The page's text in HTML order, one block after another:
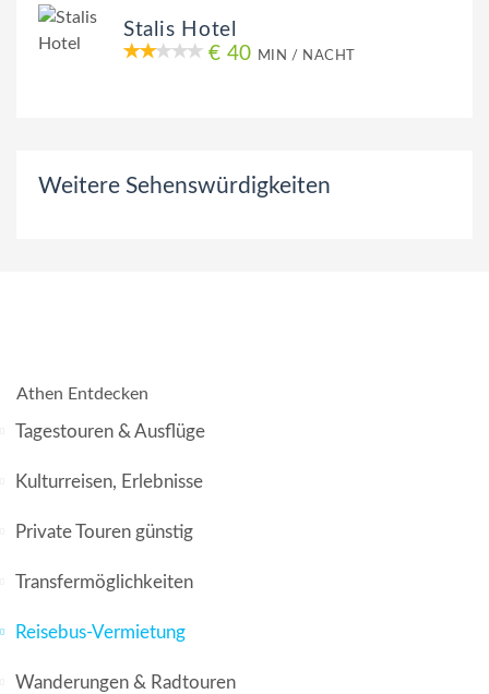
Stalis Hotel
€ 40 MIN / NACHT
Weitere Sehenswürdigkeiten
Athen Entdecken
Tagestouren & Ausflüge
Kulturreisen, Erlebnisse
Private Touren günstig
Transfermöglichkeiten
Reisebus-Vermietung
Wanderungen & Radtouren